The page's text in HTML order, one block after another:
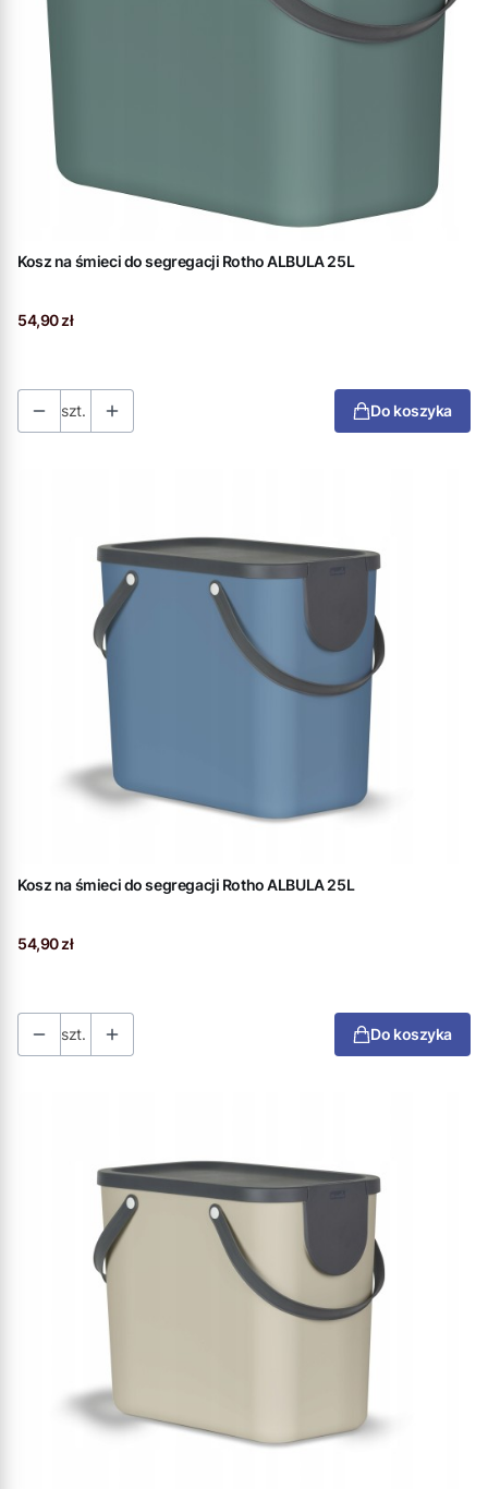
Kosz na śmieci do segregacji Rotho ALBULA 25L
Cena
54,90 zł
szt. Do koszyka
Kosz na śmieci do segregacji Rotho ALBULA 25L
Cena
54,90 zł
szt. Do koszyka